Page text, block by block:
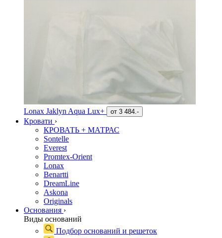
Lonax Jaklyn Aqua Lux+ от 3 484.-
Кровати ›
КРОВАТЬ + МАТРАС
Sontelle
Everest
Promtex-Orient
Lonax
Benartti
DreamLine
Askona
Originals
Основания ›
Виды оснований
Подбор оснований и решеток